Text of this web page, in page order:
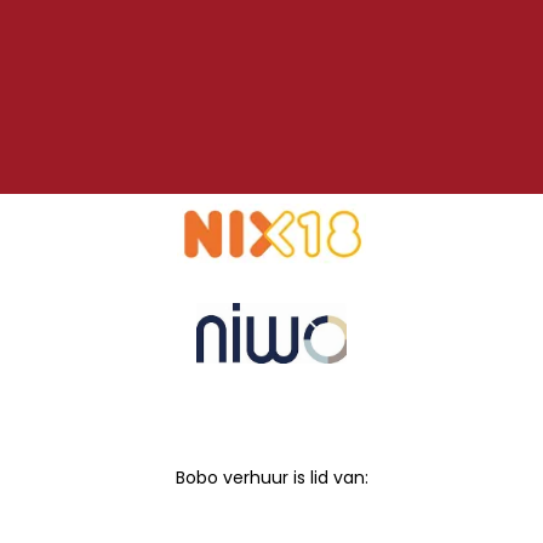
Bobo verhuur is lid van: